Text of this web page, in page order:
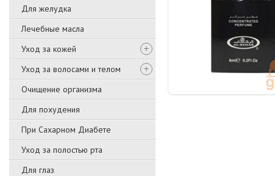
Для желудка
Лечебные масла
Уход за кожей
Уход за волосами и телом
Очищение организма
Для похудения
При Сахарном Диабете
Уход за полостью рта
Для глаз